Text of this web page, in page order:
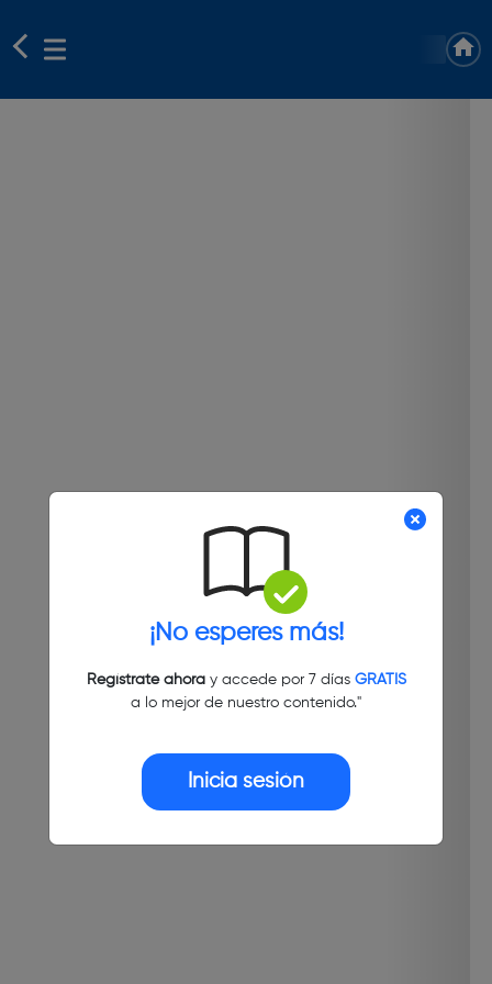
¡No esperes más!
Regístrate ahoray accede por 7 días GRATIS
a lo mejor de nuestro contenido."
Inicia sesión